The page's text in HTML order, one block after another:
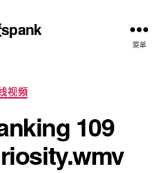
菜单
分
类
视频
109